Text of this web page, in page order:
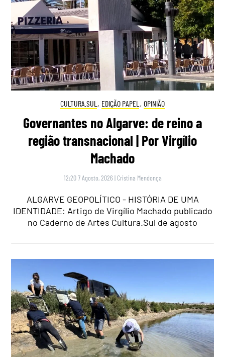
CULTURA.SUL , EDIÇÃO PAPEL , OPINIÃO
Governantes no Algarve: de reino a
região transnacional | Por Virgílio
Machado
12:20 7 Agosto, 2026 | Cristina Mendonça
ALGARVE GEOPOLÍTICO - HISTÓRIA DE UMA
IDENTIDADE: Artigo de Virgílio Machado publicado
no Caderno de Artes Cultura.Sul de agosto